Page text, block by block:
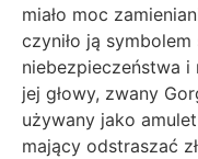
miało moc
czyniło ją
niebezpieczeństwa i
jej głowy, zwany
używany jako
mający odstraszać